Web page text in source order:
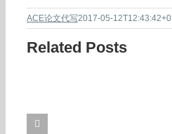
ACE论文代写2017-05-
Related Posts